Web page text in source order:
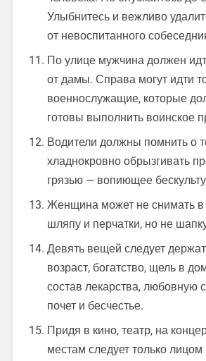
Улыбнитесь и вежливо
от невоспитанного
По улице мужчина должен
от дамы. Справа могут идти
военнослужащие, которые
готовы выполнить воинское
Водители должны помнить о
хладнокровно обрызгивать
грязью — вопиющее
Женщина может не снимать
шляпу и перчатки, но не
Девять вещей следует
возраст, богатство, щель в
состав лекарства, любовную
почет и бесчестье.
Придя в кино, театр, на
местам следует только